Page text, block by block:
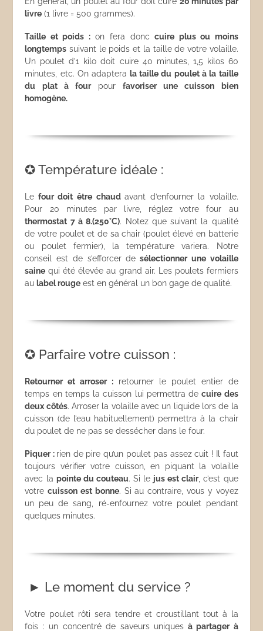
livre (1 livre = 500 grammes).
Taille et poids :on fera donccuire plus ou moins
longtemps suivant le poids et la taille de votre volaille.
Un poulet d’1 kilo doit cuire 40 minutes, 1,5 kilos 60
minutes, etc. On adaptera la taille du poulet à la taille
du plat à four pour favoriser une cuisson bien
homogène.
✪ Température idéale :
Le four doit être chaudavant d’enfourner la volaille.
Pour 20 minutes par livre, réglez votre four au
thermostat 7 à 8.(250°C). Notez que suivant la qualité
de votre poulet et de sa chair (poulet élevé en batterie
ou poulet fermier), la température variera. Notre
conseil est de s’efforcer de sélectionner une volaille
saine qui été élevée au grand air. Les poulets fermiers
aulabel rouge est en général un bon gage de qualité.
✪ Parfaire votre cuisson :
Retourner et arroser : retourner le poulet entier de
temps en temps la cuisson lui permettra decuire des
deux côtés. Arroser la volaille avec un liquide lors de la
cuisson (de l’eau habituellement) permettra à la chair
du poulet de ne pas se dessécher dans le four.
Piquer : rien de pire qu’un poulet pas assez cuit ! Il faut
toujours vérifier votre cuisson, en piquant la volaille
avec la pointe du couteau. Si le jus est clair, c’est que
votrecuisson est bonne. Si au contraire, vous y voyez
un peu de sang, ré-enfournez votre poulet pendant
quelques minutes.
► Le moment du service ?
Votre poulet rôti sera tendre et croustillant tout à la
fois : un concentré de saveurs uniques à partager à